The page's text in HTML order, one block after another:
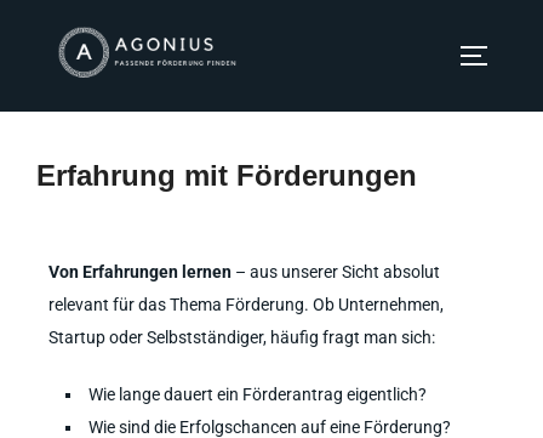
Erfahrung mit Förderungen
Von Erfahrungen lernen – aus unserer Sicht absolut
relevant für das Thema Förderung. Ob Unternehmen,
Startup oder Selbstständiger, häufig fragt man sich:
Wie lange dauert ein Förderantrag eigentlich?
Wie sind die Erfolgschancen auf eine Förderung?